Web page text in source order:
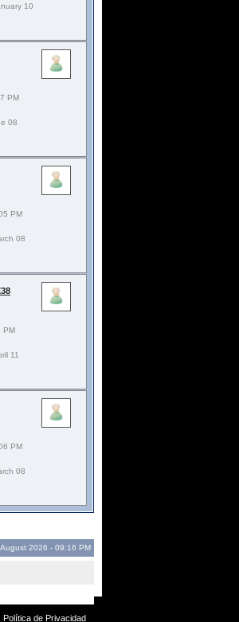
10
PM
08
PM
08
PM
11
PM
08
2026 - 09:16 PM
Política de Privacidad